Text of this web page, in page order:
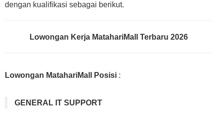
dengan kualifikasi sebagai berikut.
Lowongan Kerja MatahariMall Terbaru 2026
Lowongan MatahariMall Posisi :
GENERAL IT SUPPORT